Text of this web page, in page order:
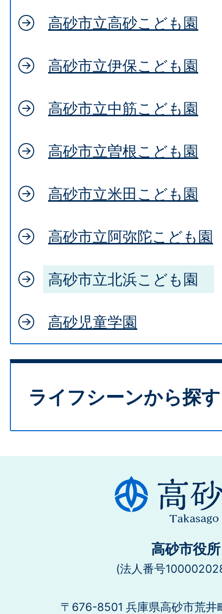
高砂市立高砂こども園
高砂市立伊保こども園
高砂市立中筋こども園
高砂市立曽根こども園
高砂市立米田こども園
高砂市立阿弥陀こども園
高砂市立北浜こども園
高砂児童学園
ライフシーンから探す
高砂市役所
(法人番号
〒676-8501 兵庫県高砂市荒井